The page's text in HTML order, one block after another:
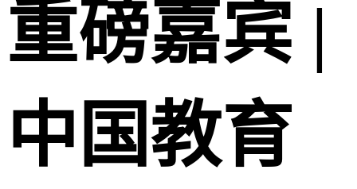
重磅嘉宾 |
中国教育